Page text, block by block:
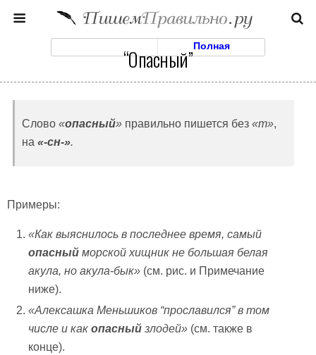
Полная
“Опасный”
Слово «опасный» правильно пишется без «т»,
на «-сн-».
Примеры:
«Как выяснилось в последнее время, самый
опасный морской хищник не большая белая
акула, но акула-бык» (см. рис. и Примечание
ниже).
«Алексашка Меньшиков “прославился” в том
числе и какопасный злодей» (см. также в
конце).